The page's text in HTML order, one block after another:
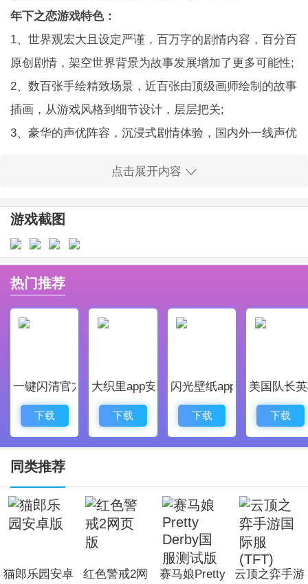
年下之恋游戏特色：
1、世界观宏大且设定严谨，百万字的剧情内容，百分百
原创剧情，架空世界背景为故事发展增加了更多可能性;
2、数百张手绘精致场景，近百张由顶级画师绘制的故事
插画，从游戏风格到细节设计，层层把关;
3、豪华的声优阵容，沉浸式剧情体验，国内外一线声优
年下之恋游戏玩法：
1、通过推进主线剧情、通讯录简讯及视频电话、获取专
属服装等玩法解锁角色专属故事，开展个人线剧情;
2、千套服装配饰，剧情战斗双向自由搭配，每件服装都
有专属故事CG，玩家可以自定义自己的形象;
3、游戏中增加多种休闲小游戏，让玩家在疲惫于战斗时
可以有其他选项来探索体验，享受游戏的乐趣。
展，你可以打开新的封印;
2、剧情进度自动保存，男友的故事不会丢失,今晚他哄
你睡觉，每天早晨都有惊喜;
3、开放式游戏，在结交男友的过程中点燃不同的成就，
年下之恋完整版亮点：
这个版本已经包含了所有的章节，玩家们能够在这里体
验所有的内容，感受完整剧情。
超级多甜蜜恋爱剧情，能够让大家温暖自己的心灵，绝
点击展开内容
游戏截图
热门推荐
一键闪清官方最新版
下载
大织里app安卓版
下载
闪光壁纸app安卓最新版
下载
美国队长
下载
同类推荐
猫郎乐园安卓
红色警戒2网
赛马娘Pretty
云顶之弈手游